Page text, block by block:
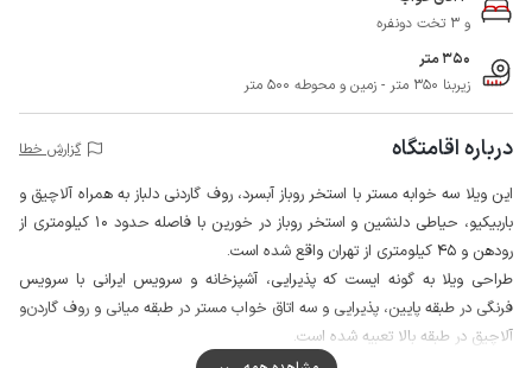
و 3 تخت دونفره
350 متر
زیربنا 350 متر - زمین و محوطه 500 متر
درباره اقامتگاه گزارش خطا
این ویلا سه خوابه مستر با استخر روباز آبسرد، روف گاردنی دلباز به همراه آلاچیق و
باربیکیو،‌ حیاطی دلنشین و استخر روباز در خورین با فاصله حدود 10 کیلومتری از
رودهن و 45 کیلومتری از تهران واقع شده است.
طراحی ویلا به گونه ایست که پذیرایی،‌ آشپزخانه و سرویس ایرانی با سرویس
فرنگی در طبقه پایین، پذیرایی و سه اتاق خواب مستر در طبقه میانی و روف گاردن‌و
آلاچیق در طبقه بالا تعبیه شده است.